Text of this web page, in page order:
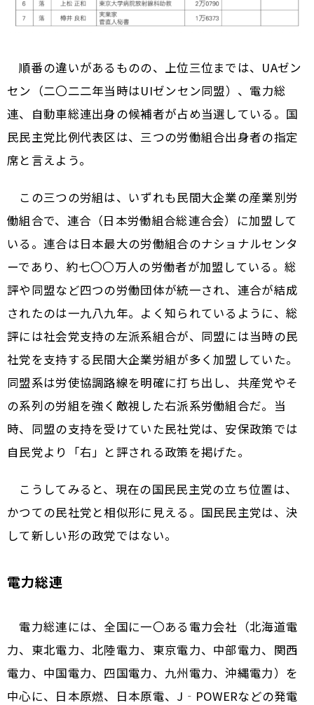
順番の違いがあるものの、上位三位までは、UAゼン
セン（二〇二二年当時はUIゼンセン同盟）、電力総
連、自動車総連出身の候補者が占め当選している。国
民民主党比例代表区は、三つの労働組合出身者の指定
席と言えよう。
この三つの労組は、いずれも民間大企業の産業別労
働組合で、連合（日本労働組合総連合会）に加盟して
いる。連合は日本最大の労働組合のナショナルセンタ
ーであり、約七〇〇万人の労働者が加盟している。総
評や同盟など四つの労働団体が統一され、連合が結成
されたのは一九八九年。よく知られているように、総
評には社会党支持の左派系組合が、同盟には当時の民
社党を支持する民間大企業労組が多く加盟していた。
同盟系は労使協調路線を明確に打ち出し、共産党やそ
の系列の労組を強く敵視した右派系労働組合だ。当
時、同盟の支持を受けていた民社党は、安保政策では
自民党より「右」と評される政策を掲げた。
こうしてみると、現在の国民民主党の立ち位置は、
かつての民社党と相似形に見える。国民民主党は、決
して新しい形の政党ではない。
電力総連
電力総連には、全国に一〇ある電力会社（北海道電
力、東北電力、北陸電力、東京電力、中部電力、関西
電力、中国電力、四国電力、九州電力、沖縄電力）を
中心に、日本原燃、日本原電、J‐POWERなどの発電